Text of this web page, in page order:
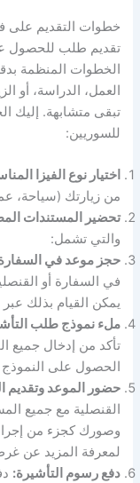
خطوات التقديم على
تقديم طلب للحصول
الخطوات المنظمة
العمل، الدراسة، أو
تبقى متشابهة. إليك
للسوريين:
اختيار نوع الفيزا
من زيارتك (سياحة،
تحضير المستندات
والتي تشمل:
حجز موعد في السفارة
في السفارة أو
يمكن القيام بذلك
ملء نموذج طلب
تأكد من إدخال جميع
الحصول على النموذج
حضور الموعد وتقديم
القنصلية مع جميع
وصورك كجزء من
لمعرفة المزيد عن
دفع رسوم التأشيرة: